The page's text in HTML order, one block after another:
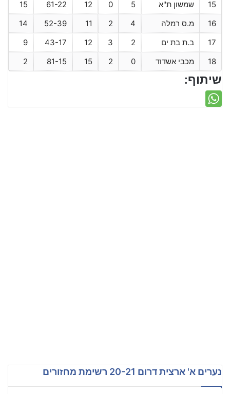
15
שמשון ת"א 5
0
12
61-22
15
16
מ.ס רמלה 4
2
11
52-39
14
17
ב.ת בת ים 2
3
12
43-17
9
18
מכבי אשדוד 0
2
15
81-15
2
שיתוף:
נערים א' ארצית דרום 20-21 רשימת מחזורים